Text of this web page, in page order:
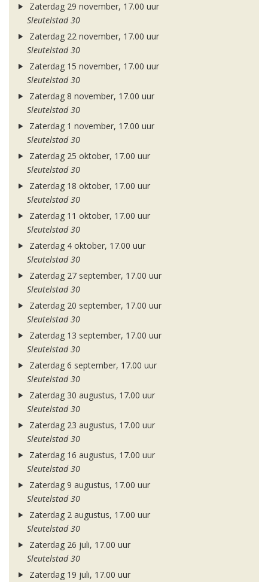
Zaterdag 29 november, 17.00 uur
Sleutelstad 30
Zaterdag 22 november, 17.00 uur
Sleutelstad 30
Zaterdag 15 november, 17.00 uur
Sleutelstad 30
Zaterdag 8 november, 17.00 uur
Sleutelstad 30
Zaterdag 1 november, 17.00 uur
Sleutelstad 30
Zaterdag 25 oktober, 17.00 uur
Sleutelstad 30
Zaterdag 18 oktober, 17.00 uur
Sleutelstad 30
Zaterdag 11 oktober, 17.00 uur
Sleutelstad 30
Zaterdag 4 oktober, 17.00 uur
Sleutelstad 30
Zaterdag 27 september, 17.00 uur
Sleutelstad 30
Zaterdag 20 september, 17.00 uur
Sleutelstad 30
Zaterdag 13 september, 17.00 uur
Sleutelstad 30
Zaterdag 6 september, 17.00 uur
Sleutelstad 30
Zaterdag 30 augustus, 17.00 uur
Sleutelstad 30
Zaterdag 23 augustus, 17.00 uur
Sleutelstad 30
Zaterdag 16 augustus, 17.00 uur
Sleutelstad 30
Zaterdag 9 augustus, 17.00 uur
Sleutelstad 30
Zaterdag 2 augustus, 17.00 uur
Sleutelstad 30
Zaterdag 26 juli, 17.00 uur
Sleutelstad 30
Zaterdag 19 juli, 17.00 uur